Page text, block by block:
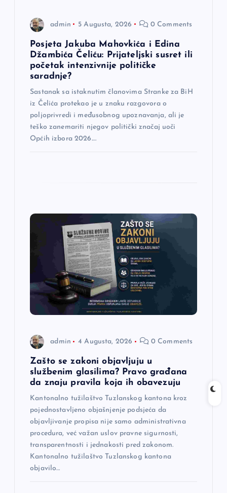
admin 5 Augusta, 2026 0 Comments
Posjeta Jakuba Mahovkića i Edina
Džambića Čeliću: Prijateljski susret ili
početak intenzivnije političke
saradnje?
Sastanak sa istaknutim članovima Stranke za BiH
iz Čelića protekao je u znaku razgovora o
poljoprivredi i međusobnog upoznavanja, ali je
teško zanemariti njegov politički značaj uoči
Općih izbora 2026.…
admin 4 Augusta, 2026 0 Comments
Zašto se zakoni objavljuju u
službenim glasilima? Pravo građana
da znaju pravila koja ih obavezuju
Kantonalno tužilaštvo Tuzlanskog kantona kroz
pojednostavljeno objašnjenje podsjeća da
objavljivanje propisa nije samo administrativna
procedura, već važan uslov pravne sigurnosti,
transparentnosti i jednakosti pred zakonom.
Kantonalno tužilaštvo Tuzlanskog kantona
objavilo…